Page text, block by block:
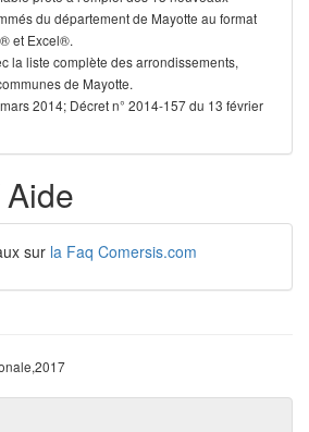
du département de Mayotte au format
et Excel®.
la liste complète des arrondissements,
de Mayotte.
2014; Décret n° 2014-157 du 13 février
sur la Faq Comersis.com